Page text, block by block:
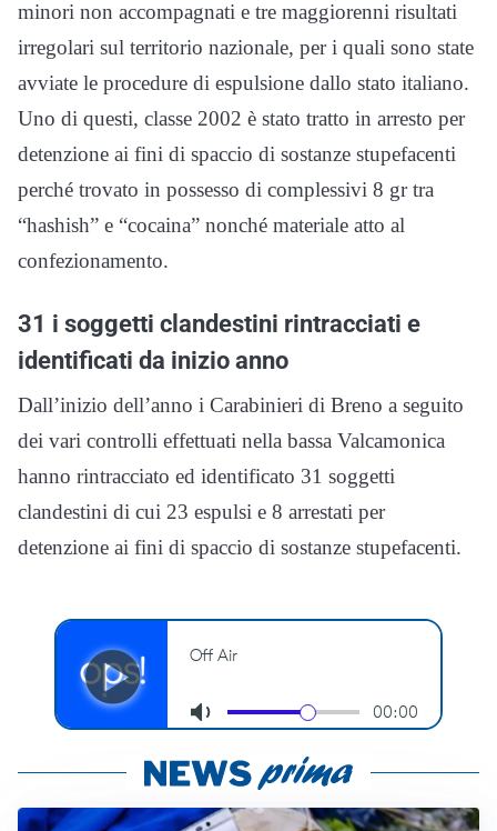
minori non accompagnati e tre maggiorenni risultati
irregolari sul territorio nazionale, per i quali sono state
avviate le procedure di espulsione dallo stato italiano.
Uno di questi, classe 2002 è stato tratto in arresto per
detenzione ai fini di spaccio di sostanze stupefacenti
perché trovato in possesso di complessivi 8 gr tra
“hashish” e “cocaina” nonché materiale atto al
confezionamento.
31 i soggetti clandestini rintracciati e
identificati da inizio anno
Dall’inizio dell’anno i Carabinieri di Breno a seguito
dei vari controlli effettuati nella bassa Valcamonica
hanno rintracciato ed identificato 31 soggetti
clandestini di cui 23 espulsi e 8 arrestati per
detenzione ai fini di spaccio di sostanze stupefacenti.